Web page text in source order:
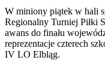
W miniony piątek w hali
Regionalny Turniej Piłki
awans do finału
reprezentacje czterech
IV LO Elbląg.